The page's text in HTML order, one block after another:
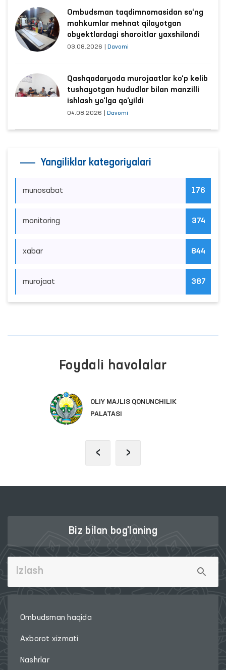
Ombudsman taqdimnomasidan so‘ng
mahkumlar mehnat qilayotgan
obyektlardagi sharoitlar yaxshilandi
03.08.2026 Davomi
Qashqadaryoda murojaatlar ko‘p kelib
tushayotgan hududlar bilan manzilli
ishlash yo‘lga qo‘yildi
04.08.2026 Davomi
Yangiliklar kategoriyalari
munosabat 176
monitoring 374
xabar 844
murojaat 387
Foydali havolalar
OLIY MAJLIS QONUNCHILIK
PALATASI
‹ ›
Biz bilan bog'laning
Ombudsman haqida
Axborot xizmati
Nashrlar